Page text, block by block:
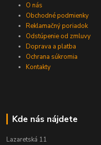
O nás
Obchodné podmienky
Reklamačný poriadok
Odstúpenie od zmluvy
Doprava a platba
Ochrana súkromia
Kontakty
Kde nás nájdete
Lazaretská 11